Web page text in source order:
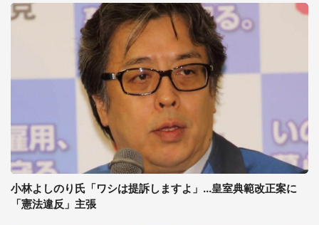
小林よしのり氏「ワシは提訴しますよ」...皇室典範改正案に
「憲法違反」主張